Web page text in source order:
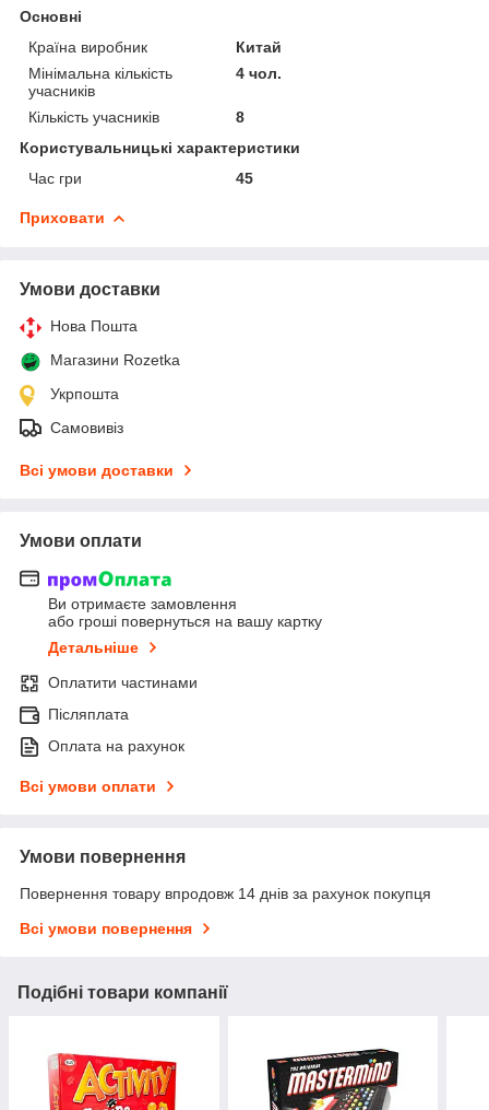
Основні
Країна виробник
Китай
Мінімальна кількість
учасників
4 чол.
Кількість учасників
8
Користувальницькі характеристики
Час гри
45
Приховати
Умови доставки
Нова Пошта
Магазини Rozetka
Укрпошта
Самовивіз
Всі умови доставки
Умови оплати
Ви отримаєте замовлення
або гроші повернуться на вашу картку
Детальніше
Оплатити частинами
Післяплата
Оплата на рахунок
Всі умови оплати
Умови повернення
Повернення товару впродовж 14 днів за рахунок покупця
Всі умови повернення
Подібні товари компанії